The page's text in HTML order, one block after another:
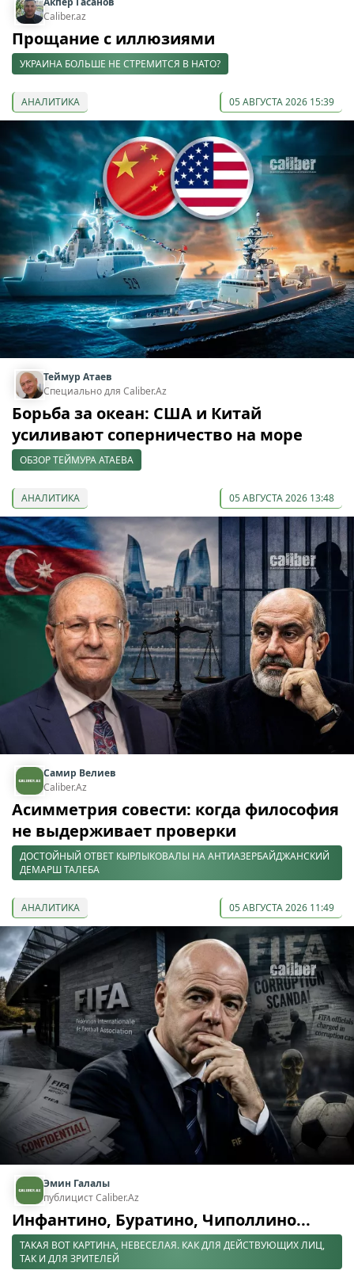
Caliber.az
Прощание с иллюзиями
УКРАИНА БОЛЬШЕ НЕ СТРЕМИТСЯ В НАТО?
АНАЛИТИКА 05 АВГУСТА 2026 15:39
Теймур Атаев
Специально для Caliber.Az
Борьба за океан: США и Китай
усиливают соперничество на море
ОБЗОР ТЕЙМУРА АТАЕВА
АНАЛИТИКА 05 АВГУСТА 2026 13:48
Самир Велиев
Caliber.Az
Асимметрия совести: когда философия
не выдерживает проверки
ДОСТОЙНЫЙ ОТВЕТ КЫРЛЫКОВАЛЫ НА АНТИАЗЕРБАЙДЖАНСКИЙ
ДЕМАРШ ТАЛЕБА
АНАЛИТИКА 05 АВГУСТА 2026 11:49
Эмин Галалы
публицист Caliber.Az
Инфантино, Буратино, Чиполлино...
ТАКАЯ ВОТ КАРТИНА, НЕВЕСЕЛАЯ. КАК ДЛЯ ДЕЙСТВУЮЩИХ ЛИЦ,
ТАК И ДЛЯ ЗРИТЕЛЕЙ